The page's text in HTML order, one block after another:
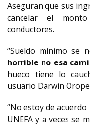
Aseguran que sus
cancelar el
conductores.
“Sueldo mínimo se
horrible no esa
hueco tiene lo
usuario Darwin
“No estoy de
UNEFA y a veces se